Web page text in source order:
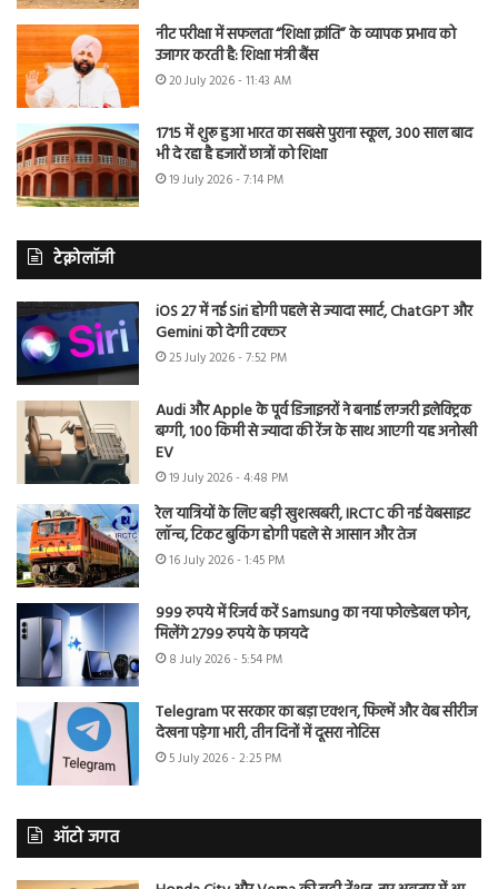
नीट परीक्षा में सफलता “शिक्षा क्रांति” के व्यापक प्रभाव को
उजागर करती है: शिक्षा मंत्री बैंस
20 July 2026 - 11:43 AM
1715 में शुरू हुआ भारत का सबसे पुराना स्कूल, 300 साल बाद
भी दे रहा है हजारों छात्रों को शिक्षा
19 July 2026 - 7:14 PM
टेक्नोलॉजी
iOS 27 में नई Siri होगी पहले से ज्यादा स्मार्ट, ChatGPT और
Gemini को देगी टक्कर
25 July 2026 - 7:52 PM
Audi और Apple के पूर्व डिजाइनरों ने बनाई लग्जरी इलेक्ट्रिक
बग्गी, 100 किमी से ज्यादा की रेंज के साथ आएगी यह अनोखी
EV
19 July 2026 - 4:48 PM
रेल यात्रियों के लिए बड़ी खुशखबरी, IRCTC की नई वेबसाइट
लॉन्च, टिकट बुकिंग होगी पहले से आसान और तेज
16 July 2026 - 1:45 PM
999 रुपये में रिजर्व करें Samsung का नया फोल्डेबल फोन,
मिलेंगे 2799 रुपये के फायदे
8 July 2026 - 5:54 PM
Telegram पर सरकार का बड़ा एक्शन, फिल्में और वेब सीरीज
देखना पड़ेगा भारी, तीन दिनों में दूसरा नोटिस
5 July 2026 - 2:25 PM
ऑटो जगत